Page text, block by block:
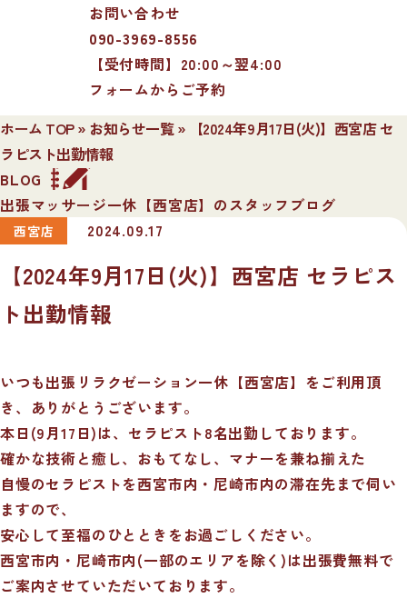
お問い合わせ
090-3969-8556
【受付時間】20:00～翌4:00
フォームからご予約
ホーム TOP» お知らせ一覧»
【2024年9月17日(火)】西宮店 セ
ラピスト出勤情報
BLOG
出張マッサージ一休【西宮店】のスタッフブログ
西宮店 2024.09.17
【2024年9月17日(火)】西宮店 セラピス
ト出勤情報
いつも出張リラクゼーション一休【西宮店】をご利用頂
き、ありがとうございます。
本日(9月17日)は、セラピスト8名出勤しております。
確かな技術と癒し、おもてなし、マナーを兼ね揃えた
自慢のセラピストを西宮市内・尼崎市内の滞在先まで伺い
ますので、
安心して至福のひとときをお過ごしください。
西宮市内・尼崎市内(一部のエリアを除く)は出張費無料で
ご案内させていただいております。